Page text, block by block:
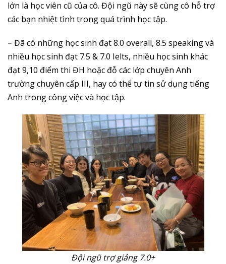
lớn là học viên cũ của cô. Đội ngũ này sẽ cùng cô hỗ trợ
các bạn nhiệt tình trong quá trình học tập.
– Đã có những học sinh đạt 8.0 overall, 8.5 speaking và
nhiều học sinh đạt 7.5 & 7.0 Ielts, nhiều học sinh khác
đạt 9,10 điểm thi ĐH hoặc đỗ các lớp chuyên Anh
trường chuyên cấp III, hay có thể tự tin sử dụng tiếng
Anh trong công việc và học tập.
Đội ngũ trợ giảng 7.0+